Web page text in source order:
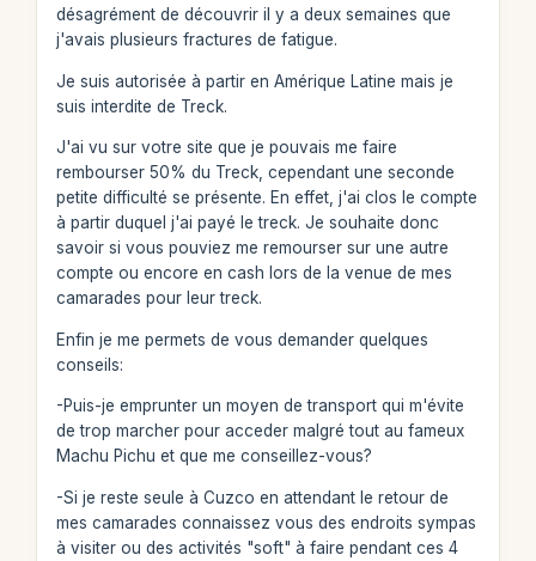
désagrément de découvrir il y a deux semaines que
j'avais plusieurs fractures de fatigue.
Je suis autorisée à partir en Amérique Latine mais je
suis interdite de Treck.
J'ai vu sur votre site que je pouvais me faire
rembourser 50% du Treck, cependant une seconde
petite difficulté se présente. En effet, j'ai clos le compte
à partir duquel j'ai payé le treck. Je souhaite donc
savoir si vous pouviez me remourser sur une autre
compte ou encore en cash lors de la venue de mes
camarades pour leur treck.
Enfin je me permets de vous demander quelques
conseils:
-Puis-je emprunter un moyen de transport qui m'évite
de trop marcher pour acceder malgré tout au fameux
Machu Pichu et que me conseillez-vous?
-Si je reste seule à Cuzco en attendant le retour de
mes camarades connaissez vous des endroits sympas
à visiter ou des activités "soft" à faire pendant ces 4